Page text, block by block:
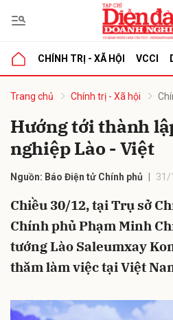
CHÍNH TRỊ - XÃ HỘI VCCI
Trang chủ Chính trị - Xã hội
Hướng tới thành
nghiệp Lào - Việt
Nguồn: Báo Điện tử Chính phủ 31/
Chiều 30/12, tại Trụ sở
Chính phủ Phạm Minh
tướng Lào Saleumxay
thăm làm việc tại Việt
luận